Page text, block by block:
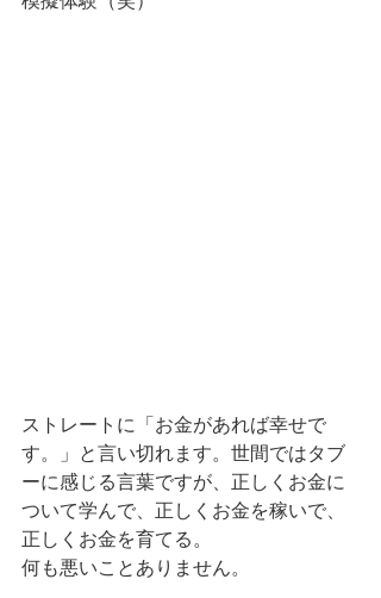
ストレートに「お金があれば幸せで
す。」と言い切れます。世間ではタブ
ーに感じる言葉ですが、正しくお金に
ついて学んで、正しくお金を稼いで、
正しくお金を育てる。
何も悪いことありません。